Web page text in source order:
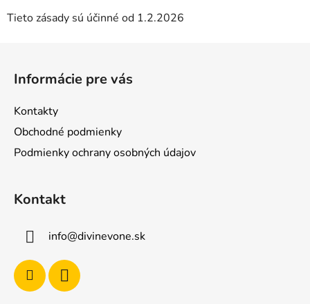
Tieto zásady sú účinné od 1.2.2026
Informácie pre vás
Kontakty
Obchodné podmienky
Podmienky ochrany osobných údajov
Kontakt
info@divinevone.sk